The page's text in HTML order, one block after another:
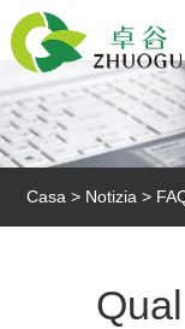
Casa > Notizia >